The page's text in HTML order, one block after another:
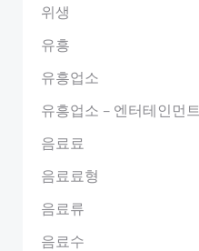
위생
유흥
유흥업소
유흥업소 – 엔터테인먼트
음료료
음료료형
음료류
음료수